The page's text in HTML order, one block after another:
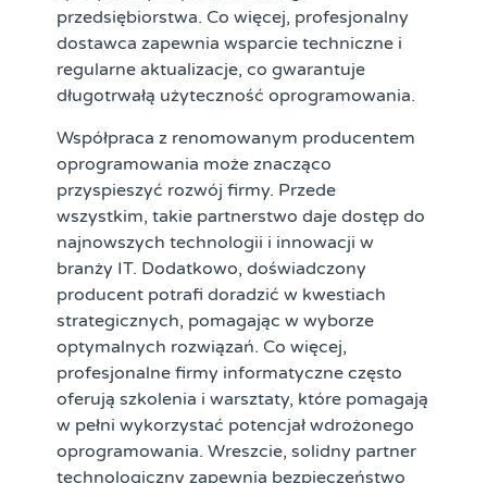
przedsiębiorstwa. Co więcej, profesjonalny
dostawca zapewnia wsparcie techniczne i
regularne aktualizacje, co gwarantuje
długotrwałą użyteczność oprogramowania.
Współpraca z renomowanym producentem
oprogramowania może znacząco
przyspieszyć rozwój firmy. Przede
wszystkim, takie partnerstwo daje dostęp do
najnowszych technologii i innowacji w
branży IT. Dodatkowo, doświadczony
producent potrafi doradzić w kwestiach
strategicznych, pomagając w wyborze
optymalnych rozwiązań. Co więcej,
profesjonalne firmy informatyczne często
oferują szkolenia i warsztaty, które pomagają
w pełni wykorzystać potencjał wdrożonego
oprogramowania. Wreszcie, solidny partner
technologiczny zapewnia bezpieczeństwo